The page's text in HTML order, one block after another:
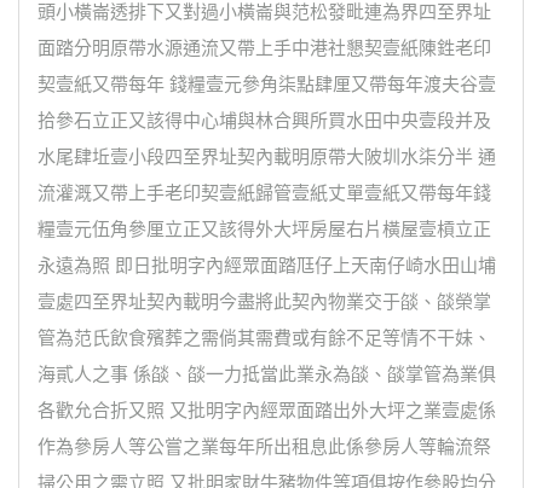
頭小橫崙透排下又對過小橫崙與范松發毗連為界四至界址
面踏分明原帶水源通流又帶上手中港社懇契壹紙陳鉎老印
契壹紙又帶每年 錢糧壹元參角柒點肆厘又帶每年渡夫谷壹
拾參石立正又該得中心埔與林合興所買水田中央壹段并及
水尾肆坵壹小段四至界址契內載明原帶大陂圳水柒分半 通
流灌溉又帶上手老印契壹紙歸管壹紙丈單壹紙又帶每年錢
糧壹元伍角參厘立正又該得外大坪房屋右片橫屋壹槓立正
永遠為照 即日批明字內經眾面踏尫仔上天南仔崎水田山埔
壹處四至界址契內載明今盡將此契內物業交于燄、燄榮掌
管為范氏飲食殯葬之需倘其需費或有餘不足等情不干妹、
海貳人之事 係燄、燄一力抵當此業永為燄、燄掌管為業俱
各歡允合折又照 又批明字內經眾面踏出外大坪之業壹處係
作為參房人等公嘗之業每年所出租息此係參房人等輪流祭
掃公用之需立照 又批明家財牛豬物件等項俱按作參股均分